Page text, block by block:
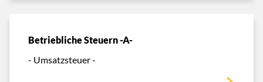
Betriebliche Steuern -A-
- Umsatzsteuer -